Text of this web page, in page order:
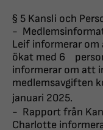
§ 5 Kansli och
-
Leif informerar om
ökat med 6
informerar om att
medlemsavgiften
januari 2025.
- Rapport från
Charlotte